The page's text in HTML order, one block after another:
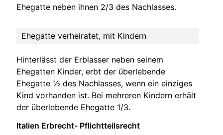
Ehegatte neben ihnen 2/3 des Nachlasses.
Ehegatte verheiratet, mit Kindern
Hinterlässt der Erblasser neben seinem
Ehegatten Kinder, erbt der überlebende
Ehegatte ½ des Nachlasses, wenn ein einziges
Kind vorhanden ist. Bei mehreren Kindern erhält
der überlebende Ehegatte 1/3.
Italien Erbrecht- Pflichtteilsrecht